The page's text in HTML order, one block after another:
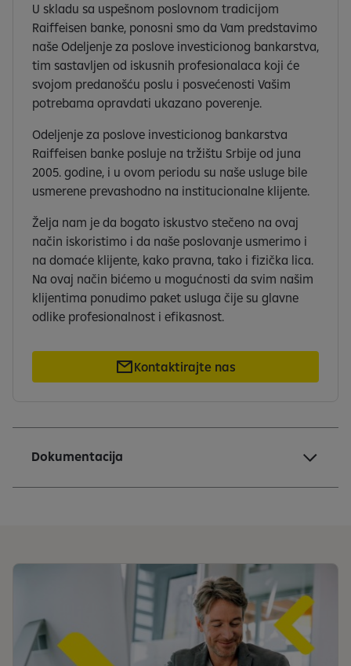
U skladu sa uspešnom poslovnom tradicijom
Raiffeisen banke, ponosni smo da Vam predstavimo
naše Odeljenje za poslove investicionog bankarstva,
tim sastavljen od iskusnih profesionalaca koji će
svojom predanošću poslu i posvećenosti Vašim
potrebama opravdati ukazano poverenje.
Odeljenje za poslove investicionog bankarstva
Raiffeisen banke posluje na tržištu Srbije od juna
2005. godine, i u ovom periodu su naše usluge bile
usmerene prevashodno na institucionalne klijente.
Želja nam je da bogato iskustvo stečeno na ovaj
način iskoristimo i da naše poslovanje usmerimo i
na domaće klijente, kako pravna, tako i fizička lica.
Na ovaj način bićemo u mogućnosti da svim našim
klijentima ponudimo paket usluga čije su glavne
odlike profesionalnost i efikasnost.
Kontaktirajte nas
Dokumentacija